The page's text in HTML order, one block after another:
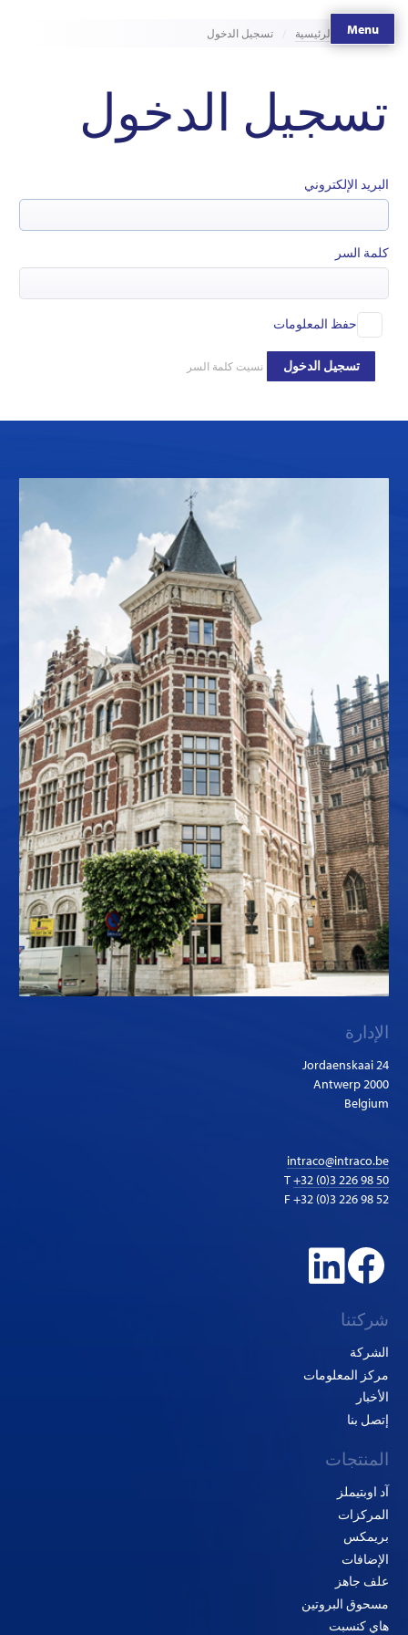
Menu
الصفحة الرئيسية تسجيل الدخول
تسجيل الدخول
البريد الإلكتروني
كلمة السر
حفظ المعلومات
تسجيل الدخول نسيت كلمة السر
الإدارة
Jordaenskaai 24
2000 Antwerp
Belgium
intraco@intraco.be
T+32 (0)3 226 98 50
F +32 (0)3 226 98 52
شركتنا
الشركة
مركز المعلومات
الأخبار
إتصل بنا
المنتجات
آد اوبتيملز
المركزات
بريمكس
الإضافات
علف جاهز
مسحوق البروتين
هاي كنسبت